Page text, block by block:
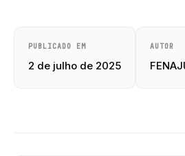
PUBLICADO EM
2 de julho de 2025
AUTOR